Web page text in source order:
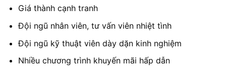
Giá thành cạnh tranh
Đội ngũ nhân viên, tư vấn viên nhiệt tình
Đội ngũ kỹ thuật viên dày dặn kinh nghiệm
Nhiều chương trình khuyến mãi hấp dẫn